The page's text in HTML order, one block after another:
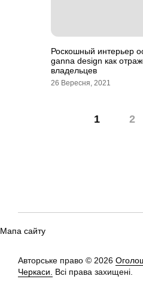
Роскошный интерьер
ganna design как
владельцев
26 Вересня, 2021
1 2
Мапа сайту
Авторське право © 2026
Черкаси.
Всі права захищені.